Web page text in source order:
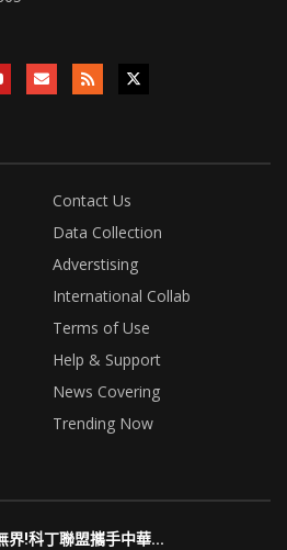
Contact Us
Data Collection
Adverstising
International Collab
Terms of Use
Help & Support
News Covering
Trending Now
界!科丁聯盟攜手中華...